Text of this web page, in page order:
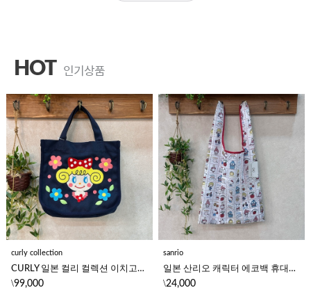
HOT 인기상품
curly collection
CURLY 일본 컬리 컬렉션 이치고짱 캐릭터 캔버스 미니 토트백 가방 (네이비)
\99,000
sanrio
일본 산리오 캐릭터 에코백 휴대용 장바구니 산리오 토트백 (체크)
\24,000